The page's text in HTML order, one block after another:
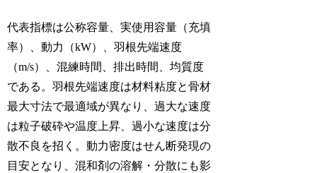
代表指標は公称容量、実使用容量（充填
率）、動力（kW）、羽根先端速度
（m/s）、混練時間、排出時間、均質度
である。羽根先端速度は材料粘度と骨材
最大寸法で最適域が異なり、過大な速度
は粒子破砕や温度上昇、過小な速度は分
散不良を招く。動力密度はせん断発現の
目安となり、混和剤の溶解・分散にも影